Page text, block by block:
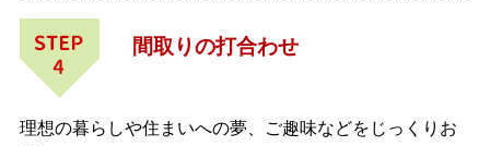
間取りの打合わせ
理想の暮らしや住まいへの夢、ご趣味などをじっくりお